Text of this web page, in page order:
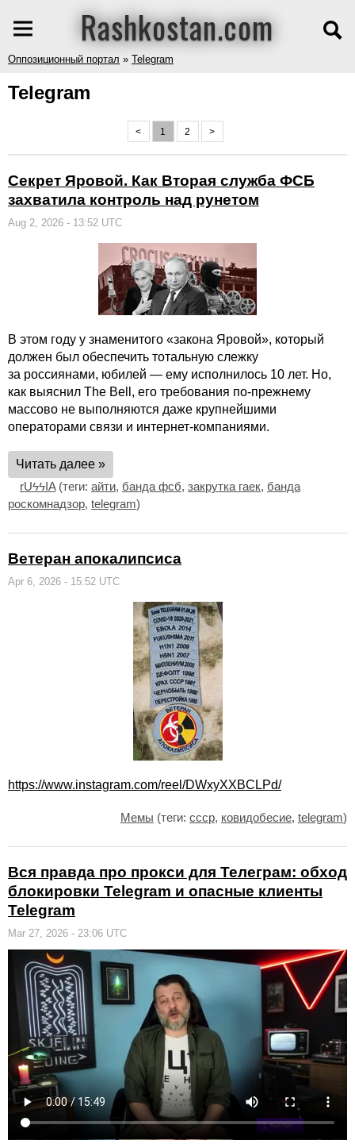
Rashkostan.com
Оппозиционный портал » Telegram
Telegram
< 1 2 >
Секрет Яровой. Как Вторая служба ФСБ
захватила контроль над рунетом
Aug 2, 2026 - 13:52 UTC
В этом году у знаменитого «закона Яровой», который
должен был обеспечить тотальную слежку
за россиянами, юбилей — ему исполнилось 10 лет. Но,
как выяснил The Bell, его требования по-прежнему
массово не выполняются даже крупнейшими
операторами связи и интернет-компаниями.
Читать далее »
rUϟϟIA(теги: айти, банда фсб, закрутка гаек, банда
роскомнадзор, telegram)
Ветеран апокалипсиса
Apr 6, 2026 - 15:52 UTC
https://www.instagram.com/reel/DWxyXXBCLPd/
Мемы (теги: ссср, ковидобесие, telegram)
Вся правда про прокси для Телеграм: обход
блокировки Telegram и опасные клиенты
Telegram
Mar 27, 2026 - 23:06 UTC